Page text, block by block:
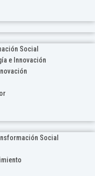
Social
e Innovación
Social